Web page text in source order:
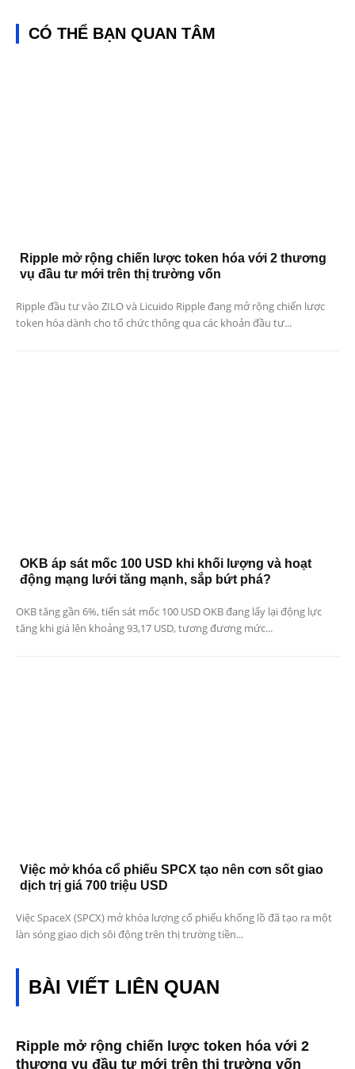
CÓ THỂ BẠN QUAN TÂM
Ripple mở rộng chiến lược token hóa với 2 thương
vụ đầu tư mới trên thị trường vốn
Ripple đầu tư vào ZILO và Licuido Ripple đang mở rộng chiến lược
token hóa dành cho tổ chức thông qua các khoản đầu tư...
OKB áp sát mốc 100 USD khi khối lượng và hoạt
động mạng lưới tăng mạnh, sắp bứt phá?
OKB tăng gần 6%, tiến sát mốc 100 USD OKB đang lấy lại động lực
tăng khi giá lên khoảng 93,17 USD, tương đương mức...
Việc mở khóa cổ phiếu SPCX tạo nên cơn sốt giao
dịch trị giá 700 triệu USD
Việc SpaceX (SPCX) mở khóa lượng cổ phiếu khổng lồ đã tạo ra một
làn sóng giao dịch sôi động trên thị trường tiền...
BÀI VIẾT LIÊN QUAN
Ripple mở rộng chiến lược token hóa với 2
thương vụ đầu tư mới trên thị trường vốn